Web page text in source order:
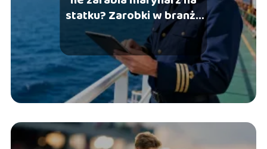
statku? Zarobki w branży
morskiej